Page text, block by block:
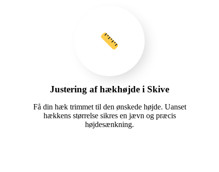
Justering af hækhøjde i Skive
Få din hæk trimmet til den ønskede højde. Uanset
hækkens størrelse sikres en jævn og præcis
højdesænkning.